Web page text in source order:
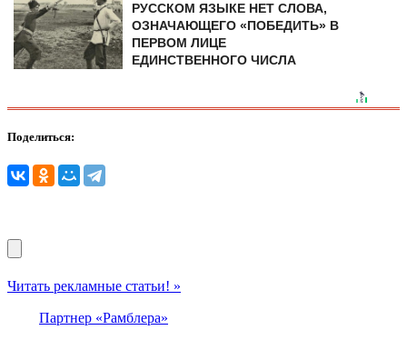
РУССКОМ ЯЗЫКЕ НЕТ СЛОВА,
ОЗНАЧАЮЩЕГО «ПОБЕДИТЬ» В
ПЕРВОМ ЛИЦЕ
ЕДИНСТВЕННОГО ЧИСЛА
Поделиться:
Читать рекламные статьи! »
Партнер «Рамблера»